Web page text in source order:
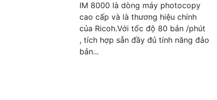
IM 8000 là dòng máy photocopy
cao cấp và là thương hiệu chính
của Ricoh.Với tốc độ 80 bản /phút
, tích hợp sẵn đầy đủ tính năng đảo
bản...